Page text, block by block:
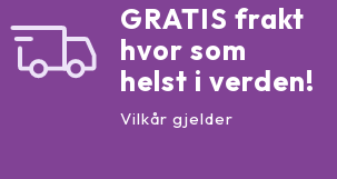
GRATIS frakt
hvor som
helst i verden!
Vilkår gjelder